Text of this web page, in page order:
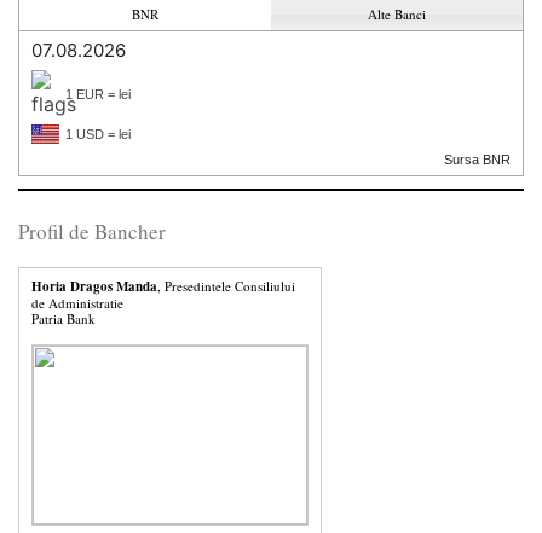
BNR Alte Banci
07.08.2026
1 EUR = lei
1 USD = lei
Sursa BNR
Profil de Bancher
Horia Dragos Manda, Presedintele Consiliului
de Administratie
Patria Bank